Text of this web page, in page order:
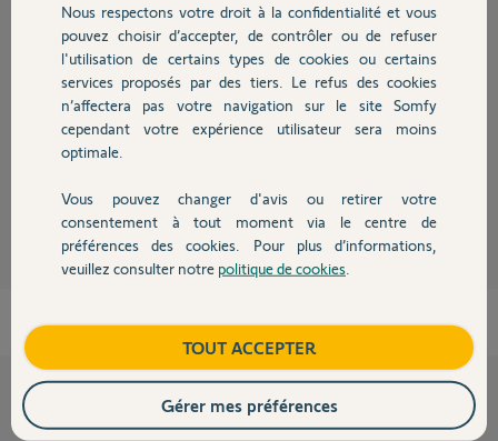
Chauffage
Autres produits
Devis avec un pro
Contact
Réponses
Bonjour Francis,
Pouvez-vous préciser quel est le problème que vous rencontrez?
Vanessa F. il y a 8 mois
Questions liées
Nous respectons votre droit à la confidentialité et vous
pouvez choisir d’accepter, de contrôler ou de refuser
l'utilisation de certains types de cookies ou certains
services proposés par des tiers. Le refus des cookies
n’affectera pas votre navigation sur le site Somfy
cependant votre expérience utilisateur sera moins
optimale.
Vous pouvez changer d'avis ou retirer votre
consentement à tout moment via le centre de
préférences des cookies. Pour plus d’informations,
veuillez consulter notre politique de cookies
TOUT ACCEPTER
Gérer mes préférences